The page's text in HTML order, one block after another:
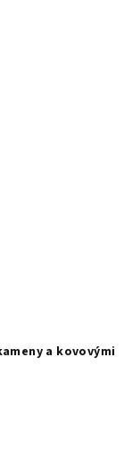
a kovovými